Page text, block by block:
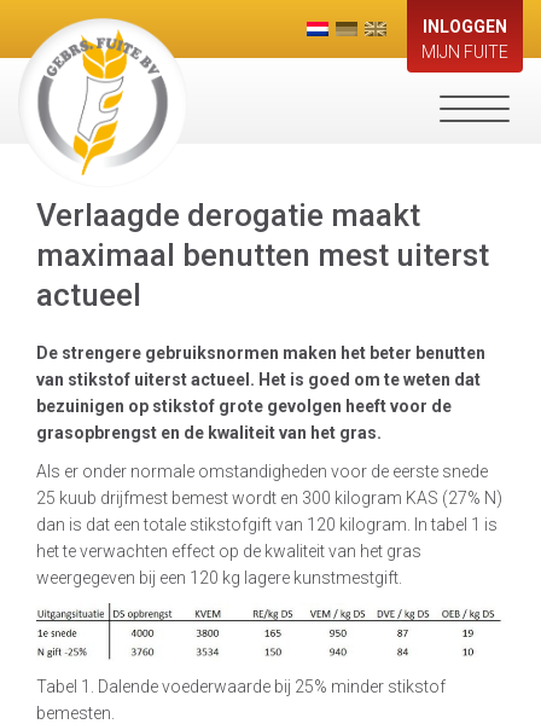
INLOGGEN
MIJN FUITE
Toggle
Verlaagde derogatie maakt
maximaal benutten mest uiterst
actueel
De strengere gebruiksnormen maken het beter benutten
van stikstof uiterst actueel. Het is goed om te weten dat
bezuinigen op stikstof grote gevolgen heeft voor de
grasopbrengst en de kwaliteit van het gras.
Als er onder normale omstandigheden voor de eerste snede
25 kuub drijfmest bemest wordt en 300 kilogram KAS (27% N)
dan is dat een totale stikstofgift van 120 kilogram. In tabel 1 is
het te verwachten effect op de kwaliteit van het gras
weergegeven bij een 120 kg lagere kunstmestgift.
Tabel 1. Dalende voederwaarde bij 25% minder stikstof
bemesten.